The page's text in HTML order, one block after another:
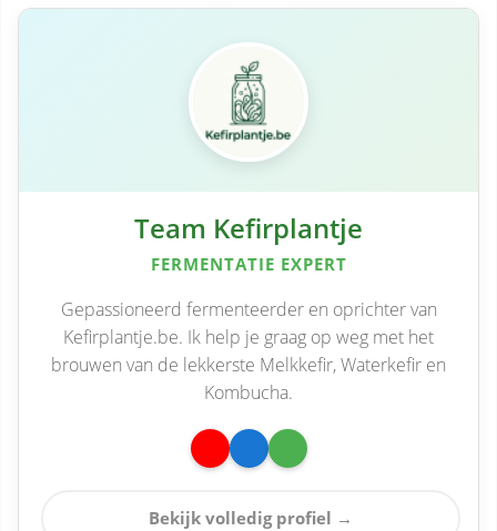
Team Kefirplantje
FERMENTATIE EXPERT
Gepassioneerd fermenteerder en oprichter van
Kefirplantje.be. Ik help je graag op weg met het
brouwen van de lekkerste Melkkefir, Waterkefir en
Kombucha.
Bekijk volledig profiel →